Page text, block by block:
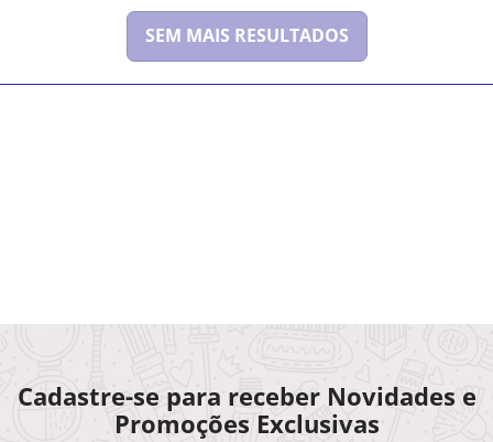
SEM MAIS RESULTADOS
Cadastre-se para receber Novidades e
Promoções Exclusivas